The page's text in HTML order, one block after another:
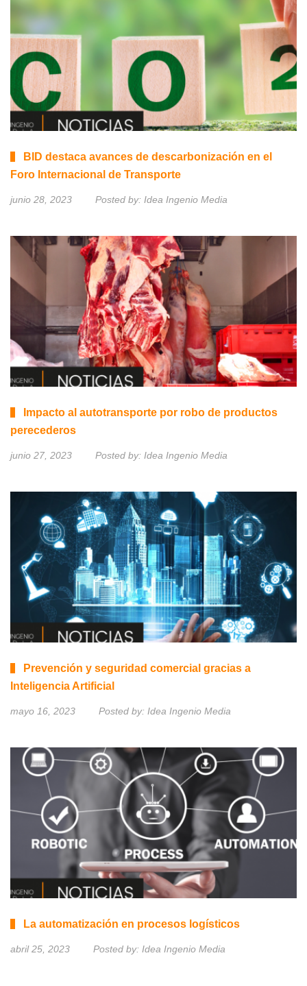
BID destaca avances de descarbonización en el
Foro Internacional de Transporte
junio 28, 2023 Posted by: Idea Ingenio Media
Impacto al autotransporte por robo de productos
perecederos
junio 27, 2023 Posted by: Idea Ingenio Media
Prevención y seguridad comercial gracias a
Inteligencia Artificial
mayo 16, 2023 Posted by: Idea Ingenio Media
La automatización en procesos logísticos
abril 25, 2023 Posted by: Idea Ingenio Media